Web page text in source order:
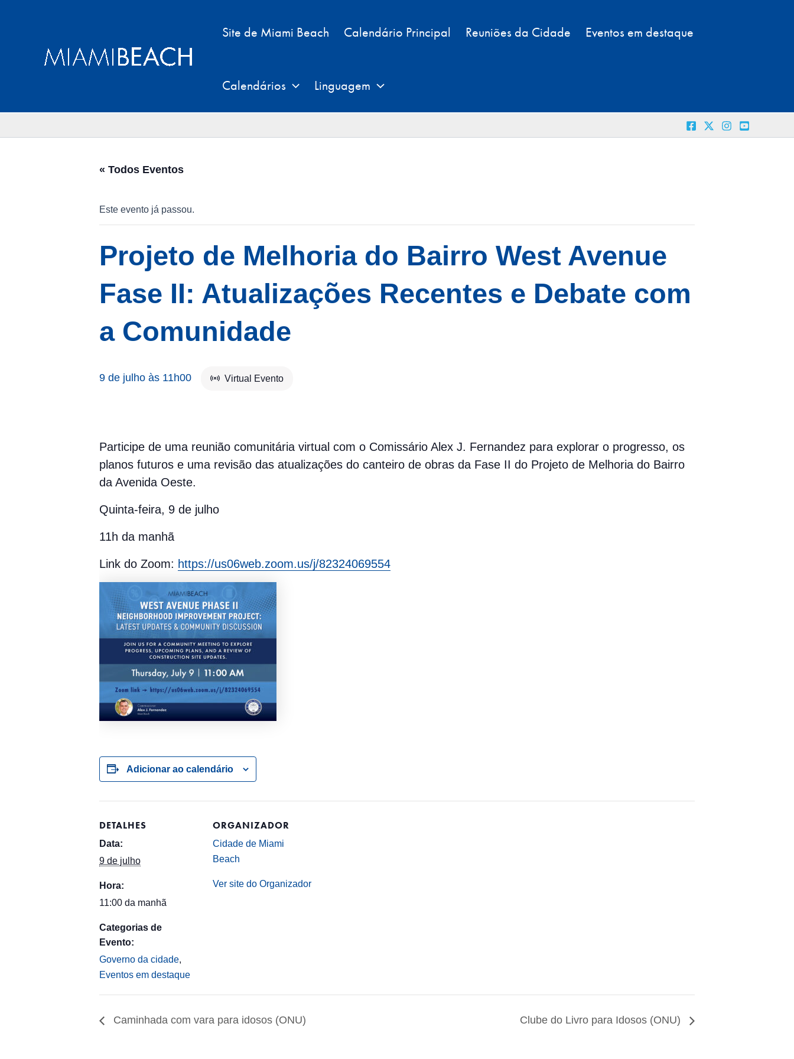
Site de Miami Beach Calendário Principal Reuniões da Cidade Eventos em destaque
Calendários Linguagem
« Todos Eventos
Este evento já passou.
Projeto de Melhoria do Bairro West Avenue
Fase II: Atualizações Recentes e Debate com
a Comunidade
9 de julho às 11h00 Virtual Evento
Participe de uma reunião comunitária virtual com o Comissário Alex J. Fernandez para explorar o progresso, os
planos futuros e uma revisão das atualizações do canteiro de obras da Fase II do Projeto de Melhoria do Bairro
da Avenida Oeste.
Quinta-feira, 9 de julho
11h da manhã
Link do Zoom: https://us06web.zoom.us/j/82324069554
Adicionar ao calendário
DETALHES
Data:
9 de julho
Hora:
11:00 da manhã
Categorias de
Evento:
Governo da cidade,
Eventos em destaque
ORGANIZADOR
Cidade de Miami
Beach
Ver site do Organizador
Caminhada com vara para idosos (ONU) Clube do Livro para Idosos (ONU)